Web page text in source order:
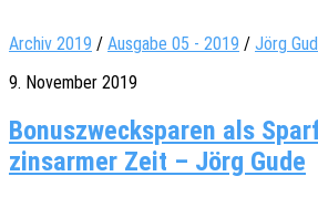
Archiv 2019 / Ausgabe 05 - 2019 / Jörg
9. November 2019
Bonuszwecksparen als
zinsarmer Zeit – Jörg Gude